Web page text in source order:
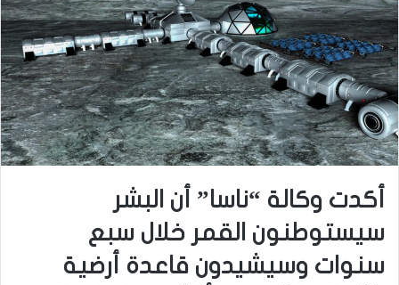
أكدت وكالة “ناسا” أن البشر
سيستوطنون القمر خلال سبع
سنوات وسيشيدون قاعدة أرضية